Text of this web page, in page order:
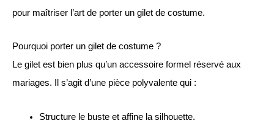
pour maîtriser l’art de porter un gilet de costume.
Pourquoi porter un gilet de costume ?
Le gilet est bien plus qu’un accessoire formel réservé aux
mariages. Il s’agit d’une pièce polyvalente qui :
Structure le buste et affine la silhouette.